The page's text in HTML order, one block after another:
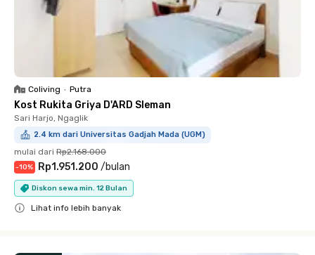
Coliving • Putra
Kost Rukita Griya D'ARD Sleman
Sari Harjo, Ngaglik
2.4 km dari Universitas Gadjah Mada (UGM)
mulai dari Rp2.168.000
-10% Rp1.951.200 /bulan
Diskon sewa min. 12 Bulan
Lihat info lebih banyak